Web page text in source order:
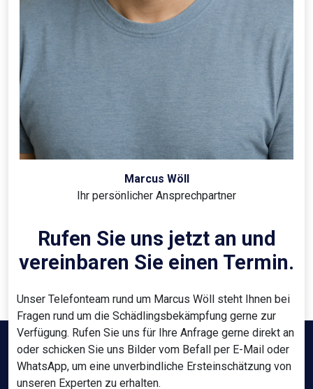
Marcus Wöll
Ihr persönlicher Ansprechpartner
Rufen Sie uns jetzt an und
vereinbaren Sie einen Termin.
Unser Telefonteam rund um Marcus Wöll steht Ihnen bei
Fragen rund um die Schädlingsbekämpfung gerne zur
Verfügung. Rufen Sie uns für Ihre Anfrage gerne direkt an
oder schicken Sie uns Bilder vom Befall per E-Mail oder
WhatsApp, um eine unverbindliche Ersteinschätzung von
unseren Experten zu erhalten.